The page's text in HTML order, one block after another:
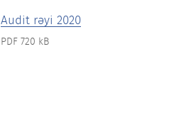
Audit rəyi 2020
PDF 720 kB